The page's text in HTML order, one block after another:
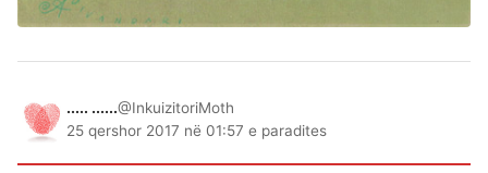
..... ......@InkuizitoriMoth
25 qershor 2017 në 01:57 e paradites